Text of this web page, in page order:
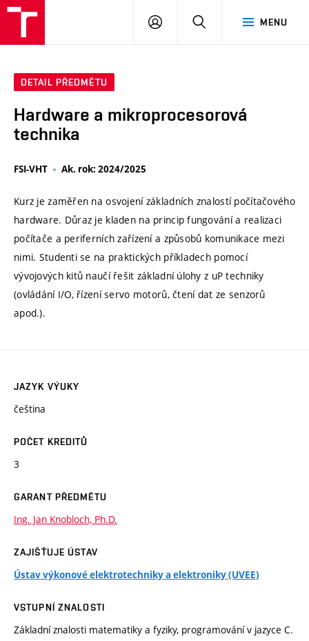
MENU
PŘIHLÁSIT
DETAIL PŘEDMĚTU
Hardware a mikroprocesorová
technika
FSI-VHT Ak. rok: 2024/2025
Kurz je zaměřen na osvojení základních znalostí počítačového
hardware. Důraz je kladen na princip fungování a realizaci
počítače a periferních zařízení a způsobů komunikace mezi
nimi. Studenti se na praktických příkladech pomocí
vývojových kitů naučí řešit základní úlohy z uP techniky
(ovládání I/O, řízení servo motorů, čtení dat ze senzorů
apod.).
JAZYK VÝUKY
čeština
POČET KREDITŮ
3
GARANT PŘEDMĚTU
Ing. Jan Knobloch, Ph.D.
ZAJIŠŤUJE ÚSTAV
Ústav výkonové elektrotechniky a elektroniky (UVEE)
VSTUPNÍ ZNALOSTI
Základní znalosti matematiky a fyziky, programování v jazyce C.